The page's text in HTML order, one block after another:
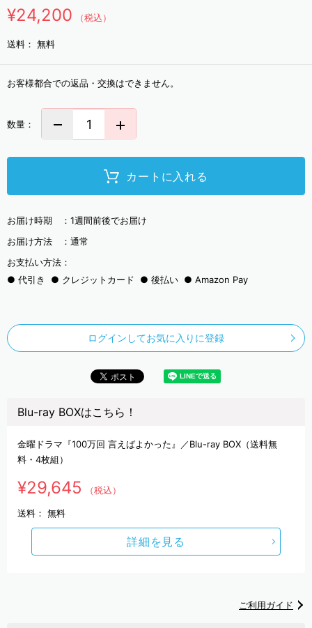
¥24,200 （税込）
送料： 無料
お客様都合での返品・交換はできません。
数量：
カートに入れる
お届け時期 ： 1週間前後でお届け
お届け方法 ： 通常
お支払い方法：
代引き
クレジットカード 後払い Amazon Pay
ログインしてお気に入りに登録
Blu-ray BOXはこちら！
金曜ドラマ『100万回 言えばよかった』／Blu-ray BOX（送料無
料・4枚組）
¥29,645 （税込）
送料： 無料
詳細を見る
ご利用ガイド